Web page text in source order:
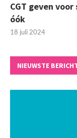
CGT geven
óók
18 juli 2024
NIEUWSTE